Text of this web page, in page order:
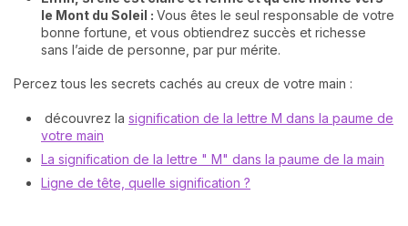
le Mont du Soleil : Vous êtes le seul responsable de votre
bonne fortune, et vous obtiendrez succès et richesse
sans l’aide de personne, par pur mérite.
Percez tous les secrets cachés au creux de votre main :
découvrez la signification de la lettre M dans la paume de
votre main
La signification de la lettre " M" dans la paume de la main
Ligne de tête, quelle signification ?